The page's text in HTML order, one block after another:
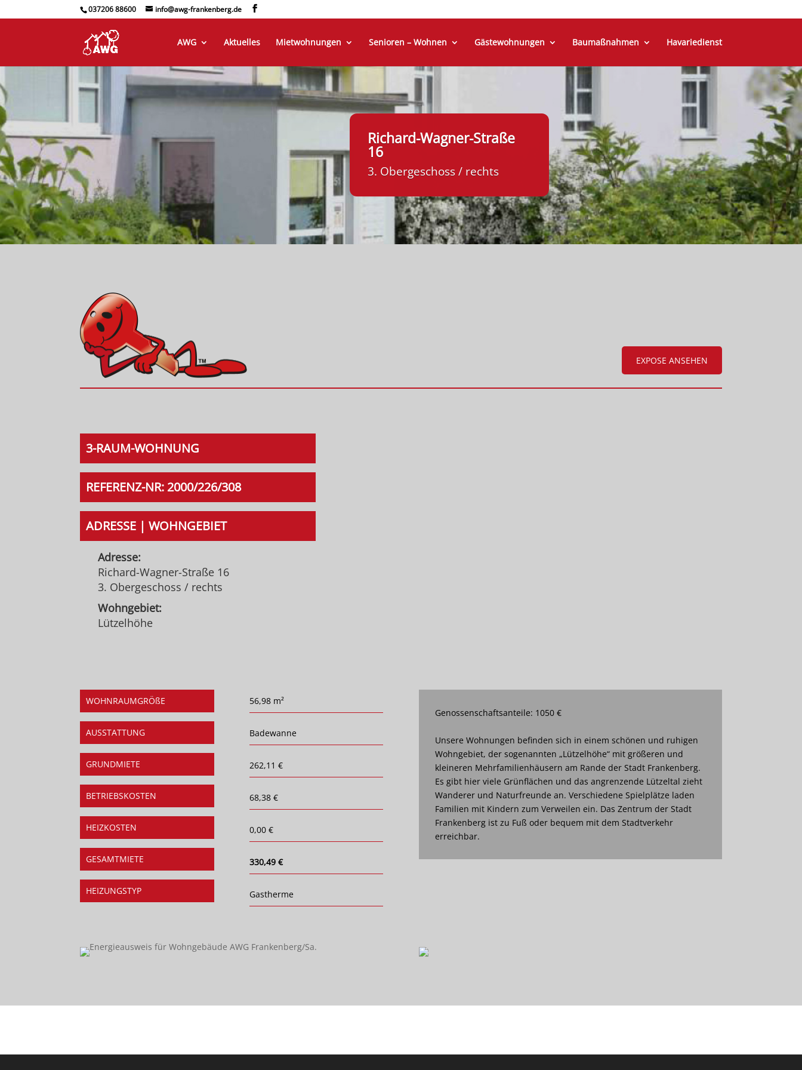
037206 88600 info@awg-frankenberg.de
AWG Aktuelles Mietwohnungen Senioren – Wohnen Gästewohnungen Baumaßnahmen Havariedienst
Richard-Wagner-Straße
16
3. Obergeschoss / rechts
EXPOSE ANSEHEN
3-RAUM-WOHNUNG
REFERENZ-NR: 2000/226/308
ADRESSE | WOHNGEBIET
Adresse:
Richard-Wagner-Straße 16
3. Obergeschoss / rechts
Wohngebiet:
Lützelhöhe
WOHNRAUMGRÖßE
AUSSTATTUNG
GRUNDMIETE
BETRIEBSKOSTEN
HEIZKOSTEN
GESAMTMIETE
HEIZUNGSTYP
56,98 m²
Badewanne
262,11 €
68,38 €
0,00 €
330,49 €
Gastherme
Genossenschaftsanteile: 1050 €
Unsere Wohnungen befinden sich in einem schönen und ruhigen
Wohngebiet, der sogenannten „Lützelhöhe“ mit größeren und
kleineren Mehrfamilienhäusern am Rande der Stadt Frankenberg.
Es gibt hier viele Grünflächen und das angrenzende Lützeltal zieht
Wanderer und Naturfreunde an. Verschiedene Spielplätze laden
Familien mit Kindern zum Verweilen ein. Das Zentrum der Stadt
Frankenberg ist zu Fuß oder bequem mit dem Stadtverkehr
erreichbar.